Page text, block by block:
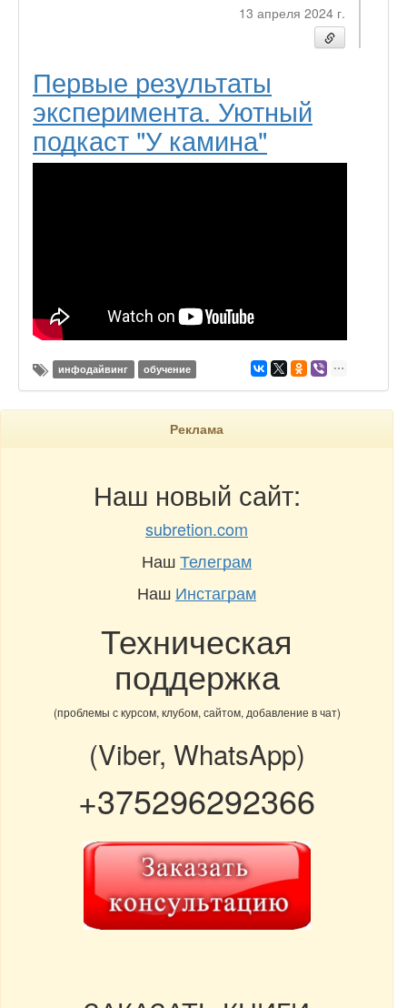
13 апреля 2024 г.
Первые результаты
эксперимента. Уютный
подкаст "У камина"
инфодайвинг обучение
Реклама
Наш новый сайт:
subretion.com
НашТелеграм
Наш Инстаграм
Техническая
поддержка
(проблемы с курсом, клубом, сайтом, добавление в чат)
(Viber, WhatsApp)
+375296292366